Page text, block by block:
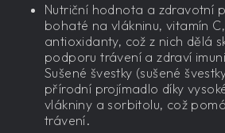
Nutriční hodnota a zdravotní
bohaté na vlákninu, vitamín
antioxidanty, což z nich dělá
podporu trávení a zdraví
Sušené švestky (sušené
přírodní projímadlo díky
vlákniny a sorbitolu, což
trávení.